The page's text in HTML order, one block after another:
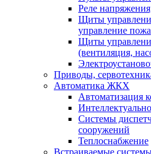
Реле
Щиты
управление
Щиты
(вентиляция,
Приводы,
Автоматика ЖКХ
Автоматизация
Системы
сооружений
Теплоснабжение